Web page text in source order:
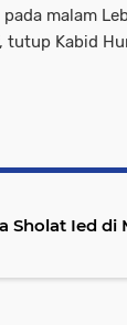
malam
Kabid
Sholat Ied di